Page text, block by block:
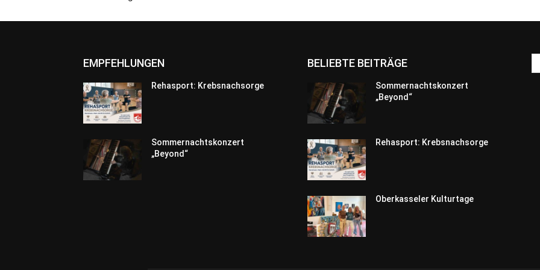
EMPFEHLUNGEN
Rehasport: Krebsnachsorge
Sommernachtskonzert
„Beyond“
BELIEBTE BEITRÄGE
Sommernachtskonzert
„Beyond“
Rehasport: Krebsnachsorge
Oberkasseler Kulturtage